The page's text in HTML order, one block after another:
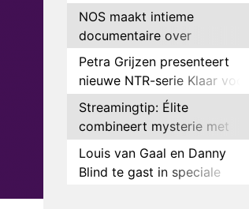
Peter Faber
NOS maakt intieme
documentaire over
hockeyster Yibbi Jansen
Petra Grijzen presenteert
nieuwe NTR-serie Klaar voor
de oorlog
Streamingtip: Élite
combineert mysterie met
romantie
Louis van Gaal en Danny
Blind te gast in speciale